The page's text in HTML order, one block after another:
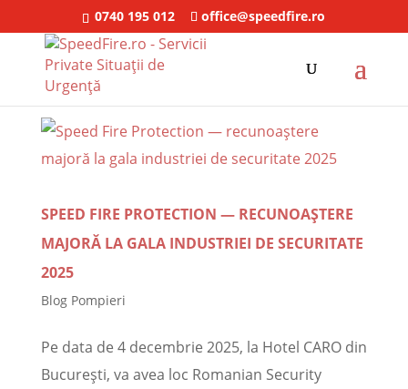
0740 195 012 office@speedfire.ro
SPEED FIRE PROTECTION — RECUNOAȘTERE
MAJORĂ LA GALA INDUSTRIEI DE SECURITATE
2025
Blog Pompieri
Pe data de 4 decembrie 2025, la Hotel CARO din
București, va avea loc Romanian Security